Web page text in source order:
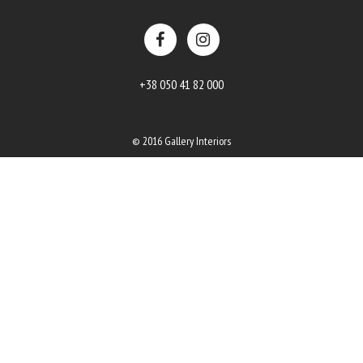
+38 050 41 82 000
© 2016 Gallery Interiors